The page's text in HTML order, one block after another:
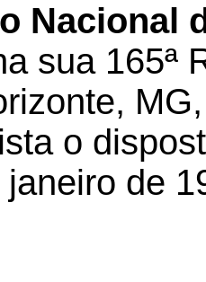
Nacional
sua 165ª
o
de